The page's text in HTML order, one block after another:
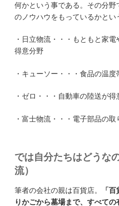
何かという事である。その分野
のノウハウをもっているかとい
・日立物流・・・もともと家
得意分野
・キューソー・・・食品の温
・ゼロ・・・自動車の陸送が得
・富士物流・・・電子部品の
では自分たちはどうな
流）
筆者の会社の親は百貨店。 「百
りかごから墓場まで、すべて